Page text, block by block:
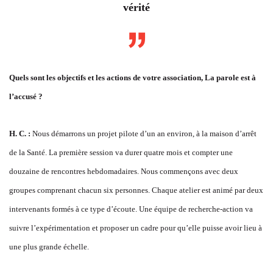
vérité
Quels sont les objectifs et les actions de votre association, La parole est à
l’accusé ?
H. C. : Nous démarrons un projet pilote d’un an environ, à la maison d’arrêt
de la Santé. La première session va durer quatre mois et compter une
douzaine de rencontres hebdomadaires. Nous commençons avec deux
groupes comprenant chacun six personnes. Chaque atelier est animé par deux
intervenants formés à ce type d’écoute. Une équipe de recherche-action va
suivre l’expérimentation et proposer un cadre pour qu’elle puisse avoir lieu à
une plus grande échelle.